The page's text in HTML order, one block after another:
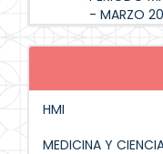
- MARZO
HMI
MEDICINA Y